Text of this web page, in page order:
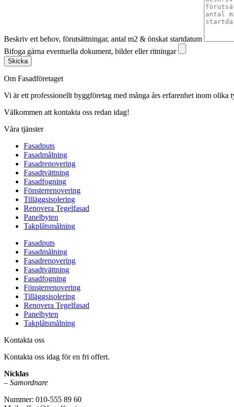
Beskriv ert behov, förutsättningar, antal m2 & önskat startdatum
Bifoga gärna eventuella dokument, bilder eller ritningar
Skicka
Om Fasadföretaget
Vi är ett professionellt byggföretag med många års erfarenhet inom
Välkommen att kontakta oss redan idag!
Våra tjänster
Fasadputs
Fasadmålning
Fasadrenovering
Fasadtvättning
Fasadfogning
Fönsterrenovering
Tilläggsisolering
Renovera Tegelfasad
Panelbyten
Takplåtsmålning
Fasadputs
Fasadmålning
Fasadrenovering
Fasadtvättning
Fasadfogning
Fönsterrenovering
Tilläggsisolering
Renovera Tegelfasad
Panelbyten
Takplåtsmålning
Kontakta oss
Kontakta oss idag för en fri offert.
Nicklas
– Samordnare
Nummer: 010-555 89 60